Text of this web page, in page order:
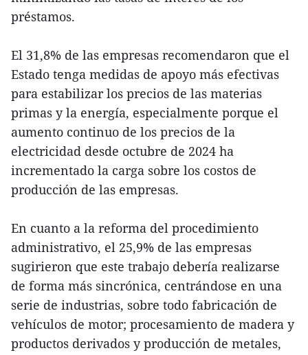
préstamos.
El 31,8% de las empresas recomendaron que el
Estado tenga medidas de apoyo más efectivas
para estabilizar los precios de las materias
primas y la energía, especialmente porque el
aumento continuo de los precios de la
electricidad desde octubre de 2024 ha
incrementado la carga sobre los costos de
producción de las empresas.
En cuanto a la reforma del procedimiento
administrativo, el 25,9% de las empresas
sugirieron que este trabajo debería realizarse
de forma más sincrónica, centrándose en una
serie de industrias, sobre todo fabricación de
vehículos de motor; procesamiento de madera y
productos derivados y producción de metales,